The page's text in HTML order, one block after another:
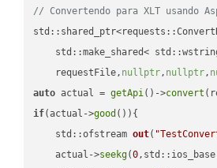
// Convertendo para XLT usando
std::make_shared<
    requestFile,
nullptr, nullptr,
auto actual = getApi()->convert
if(actual->good ()){
std::ofstream out(
    actual->
seekg(0